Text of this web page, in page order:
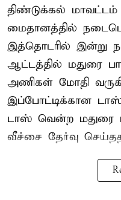
திண்டுக்கல்
மைதானத்தில்
இத்தொடரில் இன்று
ஆட்டத்தில் மதுரை
அணிகள் மோதி
இப்போட்டிக்கான
டாஸ் வென்ற மதுரை
வீச்சை தேர்வு